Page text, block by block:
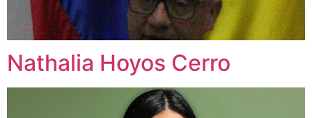
Nathalia Hoyos Cerro